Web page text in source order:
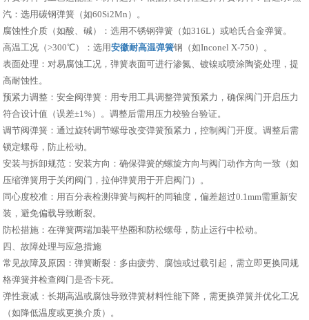
汽：选用碳钢弹簧（如60Si2Mn）。
腐蚀性介质（如酸、碱）：选用不锈钢弹簧（如316L）或哈氏合金弹簧。
高温工况（>300℃）：选用安徽耐高温弹簧钢（如Inconel X-750）。
表面处理：对易腐蚀工况，弹簧表面可进行渗氮、镀镍或喷涂陶瓷处理，提
高耐蚀性。
预紧力调整：安全阀弹簧：用专用工具调整弹簧预紧力，确保阀门开启压力
符合设计值（误差±1%）。调整后需用压力校验台验证。
调节阀弹簧：通过旋转调节螺母改变弹簧预紧力，控制阀门开度。调整后需
锁定螺母，防止松动。
安装与拆卸规范：安装方向：确保弹簧的螺旋方向与阀门动作方向一致（如
压缩弹簧用于关闭阀门，拉伸弹簧用于开启阀门）。
同心度校准：用百分表检测弹簧与阀杆的同轴度，偏差超过0.1mm需重新安
装，避免偏载导致断裂。
防松措施：在弹簧两端加装平垫圈和防松螺母，防止运行中松动。
四、故障处理与应急措施
常见故障及原因：弹簧断裂：多由疲劳、腐蚀或过载引起，需立即更换同规
格弹簧并检查阀门是否卡死。
弹性衰减：长期高温或腐蚀导致弹簧材料性能下降，需更换弹簧并优化工况
（如降低温度或更换介质）。